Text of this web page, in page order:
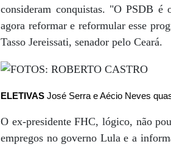
consideram conquistas. "O PSDB é
agora reformar e reformular esse
Tasso Jereissati, senador pelo Ceará.
ELETIVAS José Serra e Aécio Neves
O ex-presidente FHC, lógico, não
empregos no governo Lula e a